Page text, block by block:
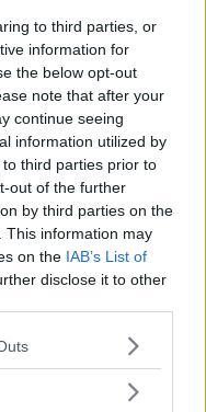
to third parties, or
information for
the below opt-out
note that after your
continue seeing
information utilized by
third parties prior to
out of the further
by third parties on the
This information may
on the IAB’s List of
disclose it to other
one or more Google
You may click to
i